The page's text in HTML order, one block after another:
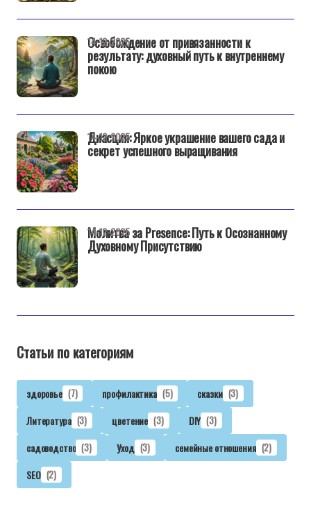
Освобождение от привязанности к
результату: духовный путь к внутреннему
покою
14-12-2025
Диасция: Яркое украшение вашего сада и
секрет успешного выращивания
14-12-2025
Молитва за Presence: Путь к Осознанному
Духовному Присутствию
14-12-2025
Статьи по категориям
здоровье (7) профилактика (5) сказки (3)
Литература (3) цветение (3) DIY (3)
садоводство (3) Уход (3) семейные отношения (2)
SEO (2)